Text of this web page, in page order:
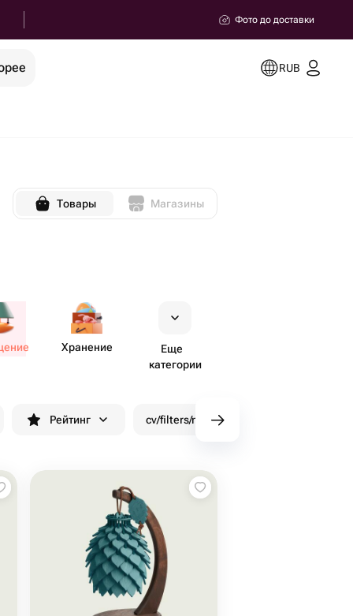
Фото до доставки
RUB
Товары Магазины
Хранение
Еще
категории
Рейтинг cv/filters/name_fast_delivery